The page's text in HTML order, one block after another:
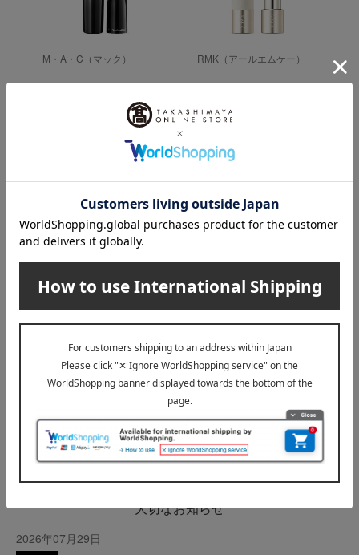
M・A・C（マック）
シャイン リップスティ
RMK（アールエムケー）
リップカラー （レフィ
ル）
税込 3,080
GUCCI beauty（グッチ ビューティ）のカテ
ゴリ
リップ
フェイス
ネイル
INFORMATION
大切なお知らせ
2026年07月29日